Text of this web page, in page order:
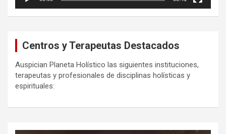
Centros y Terapeutas Destacados
Auspician Planeta Holístico las siguientes instituciones,
terapeutas y profesionales de disciplinas holísticas y
espirituales: